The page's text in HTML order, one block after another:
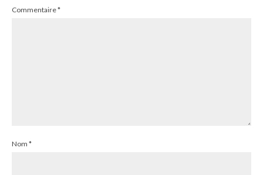
Commentaire*
Nom *